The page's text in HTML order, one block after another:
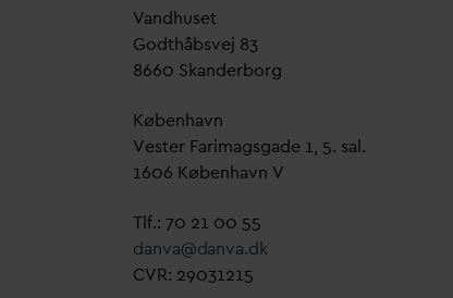
Vandhuset
Godthåbsvej 83
8660 Skanderborg
København
Vester Farimagsgade 1, 5. sal.
1606 København V
Tlf.: 70 21 00 55
danva@danva.dk
CVR: 29031215